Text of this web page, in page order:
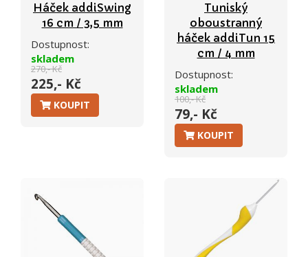
Háček addiSwing
16 cm / 3,5 mm
Dostupnost:
skladem
270,- Kč
225,- Kč
KOUPIT
Tuniský
oboustranný
háček addiTun 15
cm / 4 mm
Dostupnost:
skladem
100,- Kč
79,- Kč
KOUPIT